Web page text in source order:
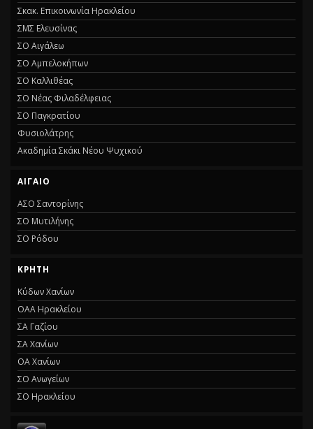
Σκακ. Επικοινωνία Ηρακλείου
ΣΜΣ Ελευσίνας
ΣΟ Αιγάλεω
ΣΟ Αμπελοκήπων
ΣΟ Καλλιθέας
ΣΟ Νέας Φιλαδέλφειας
ΣΟ Παγκρατίου
Φυσιολάτρης
Ακαδημία Σκάκι Νέου Ψυχικού
ΑΙΓΑΙΟ
ΑΣΟ Σαντορίνης
ΣΟ Μυτιλήνης
ΣΟ Ρόδου
ΚΡΗΤΗ
Κύδων Χανίων
ΟΑΑ Ηρακλείου
ΣΑ Γαζίου
ΣΑ Χανίων
ΟΑ Χανίων
ΣΟ Ανωγείων
ΣΟ Ηρακλείου